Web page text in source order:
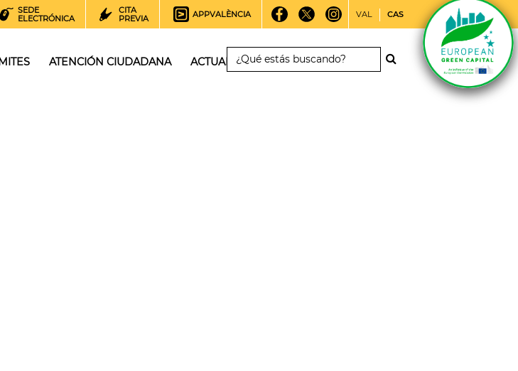
SEDE
ELECTRÓNICA
CITA
PREVIA
APPVALÈNCIA VAL CAS
ATENCIÓN CIUDADANA ACTUALIDAD